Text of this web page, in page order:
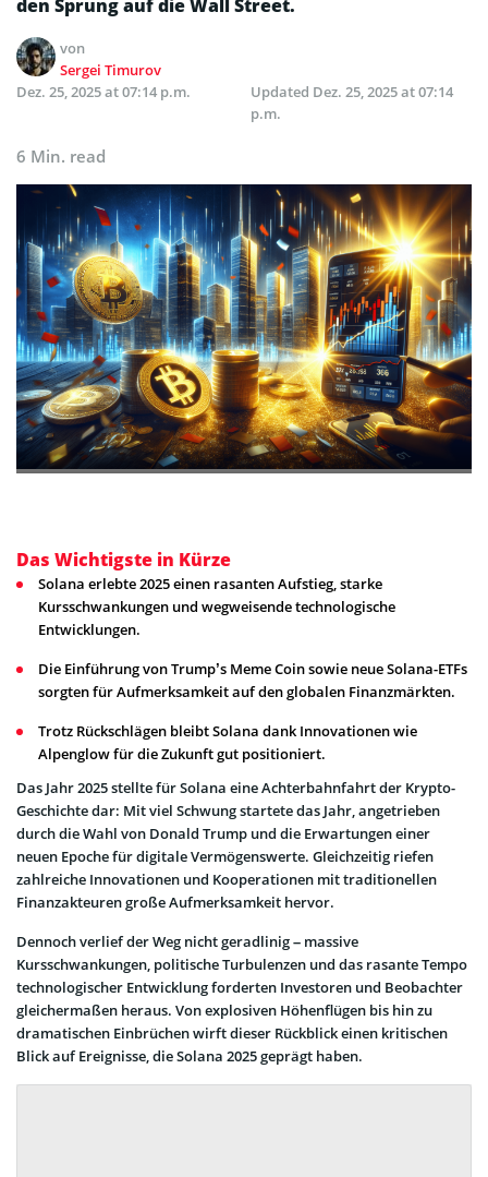
den Sprung auf die Wall Street.
von
Sergei Timurov
Dez. 25, 2025 at 07:14 p.m.
Updated Dez. 25, 2025 at 07:14
p.m.
6 Min. read
Das Wichtigste in Kürze
Solana erlebte 2025 einen rasanten Aufstieg, starke
Kursschwankungen und wegweisende technologische
Entwicklungen.
Die Einführung von Trump’s Meme Coin sowie neue Solana-ETFs
sorgten für Aufmerksamkeit auf den globalen Finanzmärkten.
Trotz Rückschlägen bleibt Solana dank Innovationen wie
Alpenglow für die Zukunft gut positioniert.
Das Jahr 2025 stellte für Solana eine Achterbahnfahrt der Krypto-
Geschichte dar: Mit viel Schwung startete das Jahr, angetrieben
durch die Wahl von Donald Trump und die Erwartungen einer
neuen Epoche für digitale Vermögenswerte. Gleichzeitig riefen
zahlreiche Innovationen und Kooperationen mit traditionellen
Finanzakteuren große Aufmerksamkeit hervor.
Dennoch verlief der Weg nicht geradlinig – massive
Kursschwankungen, politische Turbulenzen und das rasante Tempo
technologischer Entwicklung forderten Investoren und Beobachter
gleichermaßen heraus. Von explosiven Höhenflügen bis hin zu
dramatischen Einbrüchen wirft dieser Rückblick einen kritischen
Blick auf Ereignisse, die Solana 2025 geprägt haben.